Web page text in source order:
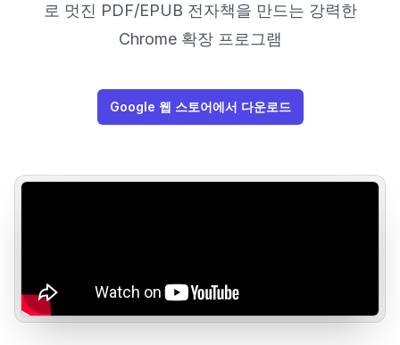
로 멋진 PDF/EPUB 전자책을 만드는 강력한
Chrome 확장 프로그램
Google 웹 스토어에서 다운로드